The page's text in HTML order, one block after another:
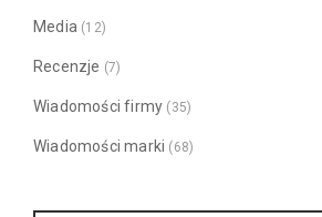
Media (12)
Recenzje (7)
Wiadomości firmy (35)
Wiadomości marki (68)